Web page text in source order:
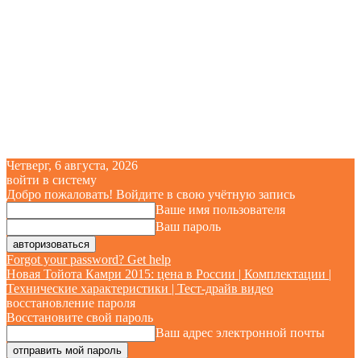
Четверг, 6 августа, 2026
войти в систему
Добро пожаловать! Войдите в свою учётную запись
Ваше имя пользователя
Ваш пароль
Forgot your password? Get help
Новая Тойота Камри 2015: цена в России | Комплектации |
Технические характеристики | Тест-драйв видео
восстановление пароля
Восстановите свой пароль
Ваш адрес электронной почты